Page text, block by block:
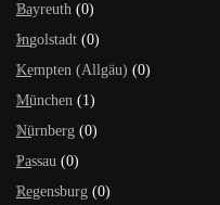
Bayreuth (0)
Ingolstadt (0)
Kempten (Allgäu) (0)
München (1)
Nürnberg (0)
Passau (0)
Regensburg (0)